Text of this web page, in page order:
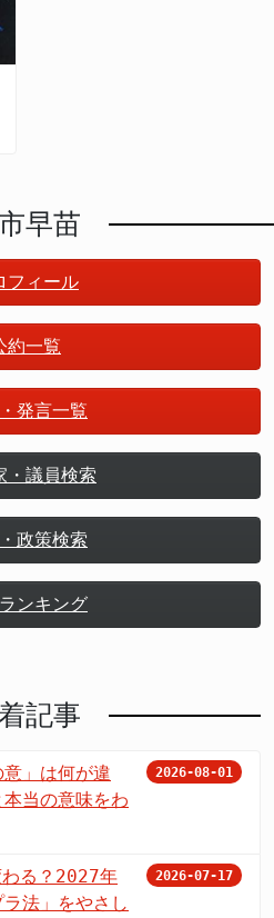
早苗
フィール
約一覧
発言一覧
・議員検索
政策検索
ンキング
記事
意」は何が違
当の意味をわ
2026-08-01
わる？2027年
法」をやさし
2026-07-17